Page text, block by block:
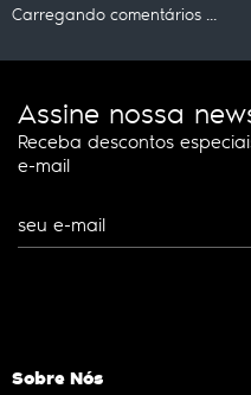
Carregando comentários ...
Assine nossa
Receba descontos
e-mail
Sobre Nós